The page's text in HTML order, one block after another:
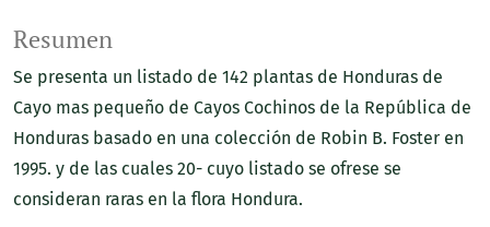
Resumen
Se presenta un listado de 142 plantas de Honduras de
Cayo mas pequeño de Cayos Cochinos de la República de
Honduras basado en una colección de Robin B. Foster en
1995. y de las cuales 20- cuyo listado se ofrese se
consideran raras en la flora Hondura.